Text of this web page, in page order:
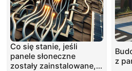
Co się stanie, jeśli
panele słoneczne
zostały zainstalowane,
z